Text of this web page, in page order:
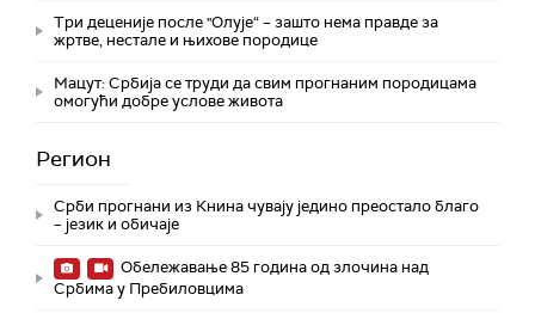
Три деценије после "Олује“ – зашто нема правде за
жртве, нестале и њихове породице
Мацут: Србија се труди да свим прогнаним породицама
омогући добре услове живота
Регион
Срби прогнани из Книна чувају једино преостало благо
– језик и обичаје
Обележавање 85 година од злочина над
Србима у Пребиловцима